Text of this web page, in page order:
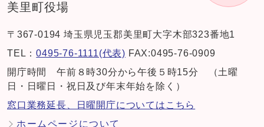
美里町役場
〒367-0194 埼玉県児玉郡美里町大字木部323番地1
TEL：0495-76-1111(代表) FAX:0495-76-0909
開庁時間 午前８時30分から午後５時15分 （土曜
日・日曜日・祝日及び年末年始を除く）
窓口業務延長、日曜開庁についてはこちら
ホームページについて